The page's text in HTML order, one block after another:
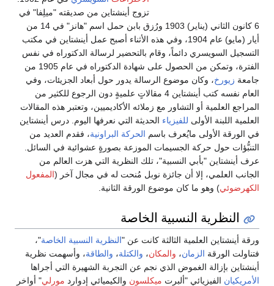
تزوج أينشتاين من صديقته "ميلِفا" في
6 كانون الثاني (يناير) 1903 ورُزق بابن حمل اسم "هانز" في 14 من
أيار (مايو) عام 1904، وفي هذه الأثناء أصبح عمل أينشتاين في مكتب
التسجيل السويسري دائماً، وقام بالتحضير لرسالة الدكتوراه في نفس
الفترة، وتمكن من الحصول على شهادة الدكتوراه في عام 1905 من
جامعة زيورخ، وكان موضوع الرسالة يدور حول أبعاد الجزيئات، وفي
العام نفسه كتب أينشتاين 4 مقالاتٍ علميةٍ دون الرجوع للكثير من
المراجع العلمية أو التشاور مع زملائه الأكاديميين، وتعتبر هذه المقالات
العلمية اللبنة الأولى للفيزياء الحديثة التي نعرفها اليوم. درس أينشتاين
في الورقة الأولى مايُعرف باسم الحركة البراونية، فقدم العديد من
التنبُّؤات حول حركة الجسيمات الموزعة بصورةٍ عشوائية في السائل.
عرف أينشتاين "بأبي النسبية"، تلك النظرية التي هزت العالم من
الجانب العلمي، إلا أن جائزة نوبل مُنحت له في مجال آخر (المفعول
الكهرضوئي) وهو ما كان موضوع الورقة الثانية.
النظرية النسبية الخاصة
ورقة أينشتاين العلمية الثالثة كانت عن "النظرية النسبية الخاصة"،
فتناولت الورقة الزمان، والمكان، والكتلة، والطاقة، وأسهمت نظرية
أينشتاين بإزالة الغموض الذي نجم عن التجربة الشهيرة التي أجراها
الأمريكيان الفيزيائي "ألبرت ميكلسون والكيميائي إدوارد مورلي" أواخر